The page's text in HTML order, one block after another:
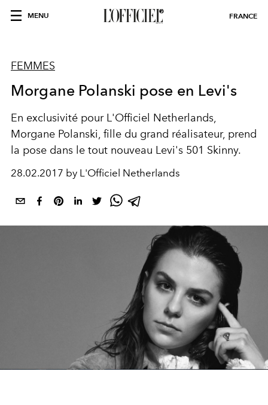
MENU FRANCE
FEMMES
Morgane Polanski pose en Levi's
En exclusivité pour L'Officiel Netherlands,
Morgane Polanski, fille du grand réalisateur, prend
la pose dans le tout nouveau Levi's 501 Skinny.
28.02.2017 by L'Officiel Netherlands